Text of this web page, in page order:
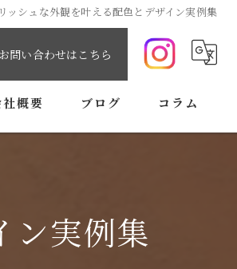
ッシュな外観を叶える配色とデザイン実例集
お問い合わせはこちら
社概要 ブログ コラム
ン実例集